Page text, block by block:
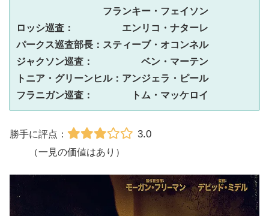
フランキー・フェイソン
ロッシ巡査：　　　　　エンリコ・ナターレ
パークス巡査部長：スティーブ・オコンネル
ジャクソン巡査：　　　　　ベン・マーテン
トニア・グリーンヒル：アンジェラ・ピール
フラニガン巡査：　　　　トム・マッケロイ
勝手に評点： 3.0
（一見の価値はあり）